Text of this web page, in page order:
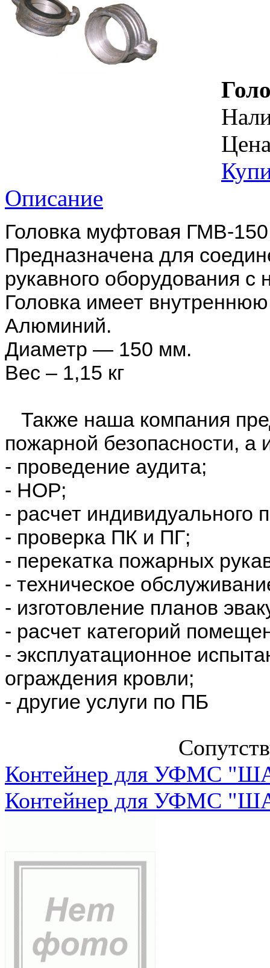
Описание
Головка муфтовая ГМВ-
Предназначена для
рукавного оборудования
Головка имеет
Алюминий.
Диаметр — 150 мм.
Вес – 1,15 кг
Также наша компания
пожарной безопасности, а
- проведение аудита;
- НОР;
- расчет индивидуального
- проверка ПК и ПГ;
- перекатка пожарных
- техническое
- изготовление планов
- расчет категорий
- эксплуатационное
ограждения кровли;
- другие услуги по ПБ
Контейнер для УФМС
Контейнер для УФМС